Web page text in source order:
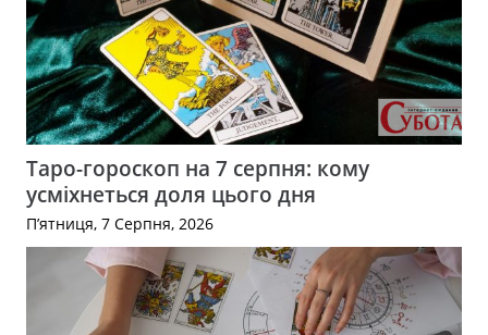
Таро-гороскоп на 7 серпня: кому
усміхнеться доля цього дня
П’ятниця, 7 Серпня, 2026